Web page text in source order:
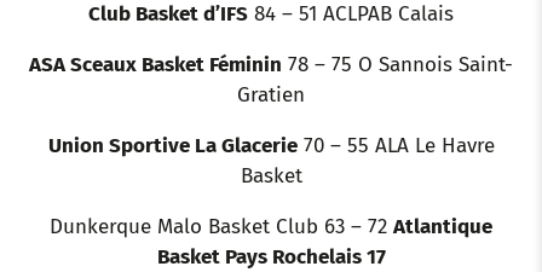
Club Basket d’IFS 84 – 51 ACLPAB Calais
ASA Sceaux Basket Féminin 78 – 75 O Sannois Saint-
Gratien
Union Sportive La Glacerie70 – 55 ALA Le Havre
Basket
Dunkerque Malo Basket Club 63 – 72 Atlantique
Basket Pays Rochelais 17